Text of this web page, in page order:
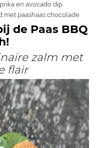
en avocado dip
met paashaas chocolade
de Paas BBQ
zalm met
flair